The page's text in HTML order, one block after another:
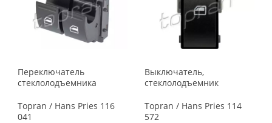
Переключатель
стеклолодъемника
Topran / Hans Pries 116
041
Выключатель,
стеклолодъемник
Topran / Hans Pries 114
572